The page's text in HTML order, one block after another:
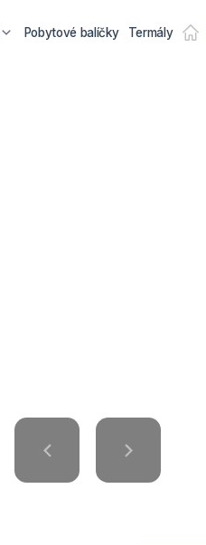
Pobytové balíčky Termály